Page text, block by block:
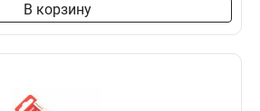
В корзину